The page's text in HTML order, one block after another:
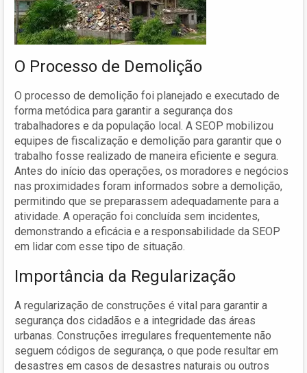
O Processo de Demolição
O processo de demolição foi planejado e executado de
forma metódica para garantir a segurança dos
trabalhadores e da população local. A SEOP mobilizou
equipes de fiscalização e demolição para garantir que o
trabalho fosse realizado de maneira eficiente e segura.
Antes do início das operações, os moradores e negócios
nas proximidades foram informados sobre a demolição,
permitindo que se preparassem adequadamente para a
atividade. A operação foi concluída sem incidentes,
demonstrando a eficácia e a responsabilidade da SEOP
em lidar com esse tipo de situação.
Importância da Regularização
A regularização de construções é vital para garantir a
segurança dos cidadãos e a integridade das áreas
urbanas. Construções irregulares frequentemente não
seguem códigos de segurança, o que pode resultar em
desastres em casos de desastres naturais ou outros